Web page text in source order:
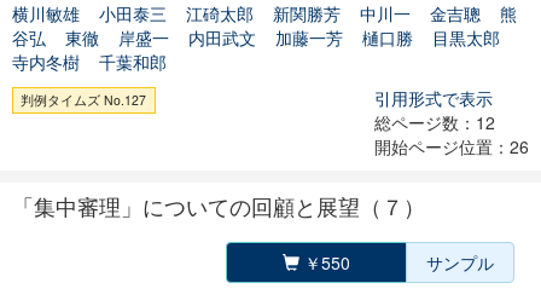
横川敏雄 小田泰三 江碕太郎 新関勝芳 中川一 金吉聰
熊
谷弘
東徹 岸盛一 内田武文 加藤一芳 樋口勝
目黒太郎
寺内冬樹
千葉和郎
判例タイムズ No.127
引用形式で表示
総ページ数：12
開始ページ位置：26
「集中審理」についての回顧と展望（７）
￥550 サンプル